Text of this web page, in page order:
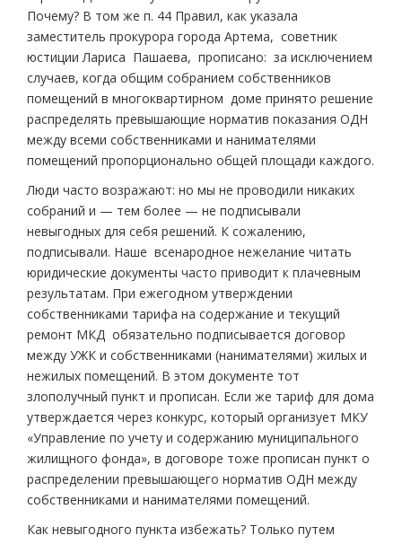
Почему? В том же п. 44 Правил, как указала
заместитель прокурора города Артема, советник
юстиции Лариса Пашаева, прописано: за исключением
случаев, когда общим собранием собственников
помещений в многоквартирном доме принято решение
распределять превышающие норматив показания ОДН
между всеми собственниками и нанимателями
помещений пропорционально общей площади каждого.
Люди часто возражают: но мы не проводили никаких
собраний и — тем более — не подписывали
невыгодных для себя решений. К сожалению,
подписывали. Наше всенародное нежелание читать
юридические документы часто приводит к плачевным
результатам. При ежегодном утверждении
собственниками тарифа на содержание и текущий
ремонт МКД обязательно подписывается договор
между УЖК и собственниками (нанимателями) жилых и
нежилых помещений. В этом документе тот
злополучный пункт и прописан. Если же тариф для дома
утверждается через конкурс, который организует МКУ
«Управление по учету и содержанию муниципального
жилищного фонда», в договоре тоже прописан пункт о
распределении превышающего норматив ОДН между
собственниками и нанимателями помещений.
Как невыгодного пункта избежать? Только путем